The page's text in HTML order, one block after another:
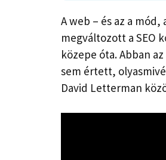
A web – és az a
megváltozott a SEO
közepe óta. Abban
sem értett,
David Letterman